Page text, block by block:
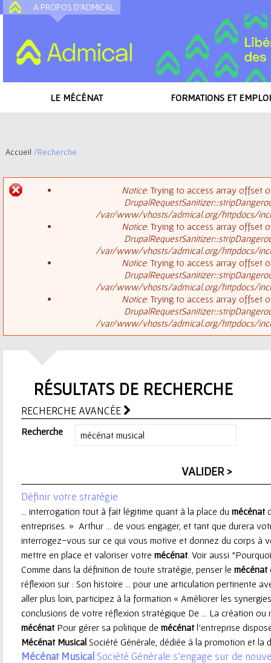
A PROPOS D'ADMICAL
LE MÉCÉNAT FORMATIONS ET
Accueil /Recherche
e
d
r
r
e
u
r
Notice: Trying to access array offset
/var/www/vhosts/admical.org/httpdocs/
Notice: Trying to access array offset
/var/www/vhosts/admical.org/httpdocs/
Notice: Trying to access array offset
/var/www/vhosts/admical.org/httpdocs/
Notice: Trying to access array offset
/var/www/vhosts/admical.org/httpdocs/
RÉSULTATS DE RECHERCHE
RECHERCHE AVANCÉE
Recherche
Définir votre stratégie
... interrogation tout à fait légitime quant à la place du mécénat
entreprises. » Arthur ... de vous engager, et tant que durera
interrogez-vous sur ce qui vous motive et donnez du corps à
mettre en place et valoriser votre mécénat. Voir aussi
Comme dans la définition de toute stratégie, penser le mécénat
réflexion sur : Son histoire ... pour une articulation pertinente
aller plus loin, participez à la formation « Améliorer les
conclusions de votre réflexion stratégique De ... La création ou
mécénatPour gérer sa politique de mécénatl’entreprise
Mécénat Musical Société Générale, dédiée à la promotion et la
Mécénat Musical Société Générale s’engage sur de